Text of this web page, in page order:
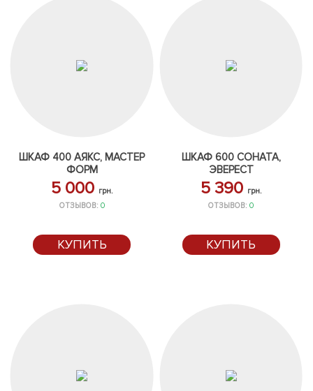
ШКАФ 400 АЯКС, МАСТЕР
ФОРМ
5 000 грн.
ОТЗЫВОВ: 0
КУПИТЬ
ШКАФ 600 СОНАТА,
ЭВЕРЕСТ
5 390 грн.
ОТЗЫВОВ:0
КУПИТЬ